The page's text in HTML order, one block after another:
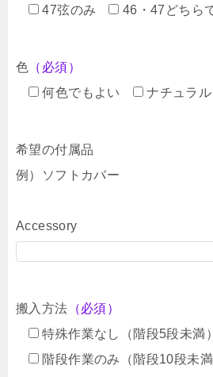
47弦のみ
46・47どちら
色 （必須）
何色でもよい
ナチュラル
希望の付属品
例）ソフトカバー
Accessory
搬入方法 （必須）
特殊作業なし（階段5段未満）
階段作業のみ（階段10段未満